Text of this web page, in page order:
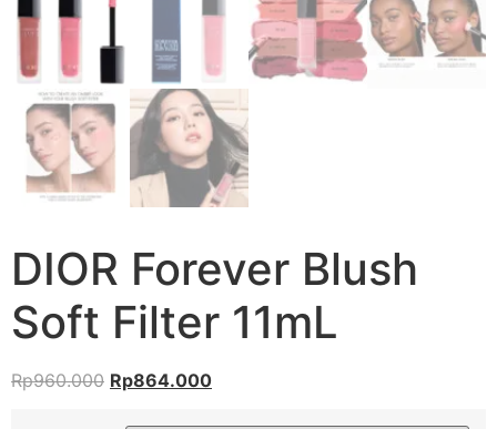
DIOR Forever Blush
Soft Filter 11mL
Rp960.000 Rp864.000